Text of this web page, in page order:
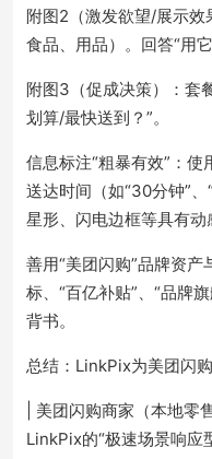
附图2（激发欲望/展示
食品、用品）。回答“用
附图3（促成决策）：套
划算/最快送到？”。
信息标注“粗暴有效”：使
送达时间（如“30分钟”
星形、闪电边框等具有动
善用“美团闪购”品牌资产
标、“百亿补贴”、“品牌
背书。
总结：LinkPix为美团闪
| 美团闪购商家（本地零
LinkPix的“极速场景响应